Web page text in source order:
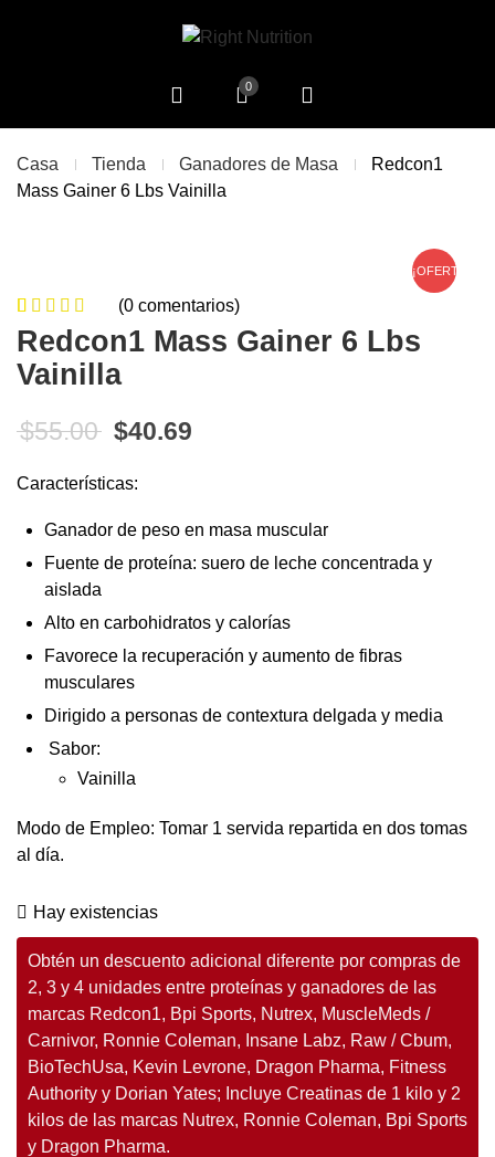
0
Casa Tienda Ganadores de Masa
Redcon1
Mass Gainer 6 Lbs Vainilla
¡OFERTA!
0de
5
based on
0
customer
(0 comentarios)
Redcon1 Mass Gainer 6 Lbs
Vainilla
$55.00 El precio original era: $55.00.
$40.69
Características:
Ganador de peso en masa muscular
Fuente de proteína: suero de leche concentrada y
aislada
Alto en carbohidratos y calorías
Favorece la recuperación y aumento de fibras
musculares
Dirigido a personas de contextura delgada y media
Sabor:
Vainilla
Modo de Empleo: Tomar 1 servida repartida en dos tomas
al día.
Hay existencias
Obtén un descuento adicional diferente por compras de
2, 3 y 4 unidades entre proteínas y ganadores de las
marcas Redcon1, Bpi Sports, Nutrex, MuscleMeds /
Carnivor, Ronnie Coleman, Insane Labz, Raw / Cbum,
BioTechUsa, Kevin Levrone, Dragon Pharma, Fitness
Authority y Dorian Yates; Incluye Creatinas de 1 kilo y 2
kilos de las marcas Nutrex, Ronnie Coleman, Bpi Sports
y Dragon Pharma.